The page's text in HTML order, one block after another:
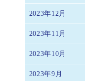
2023年12月
2023年11月
2023年10月
2023年9月